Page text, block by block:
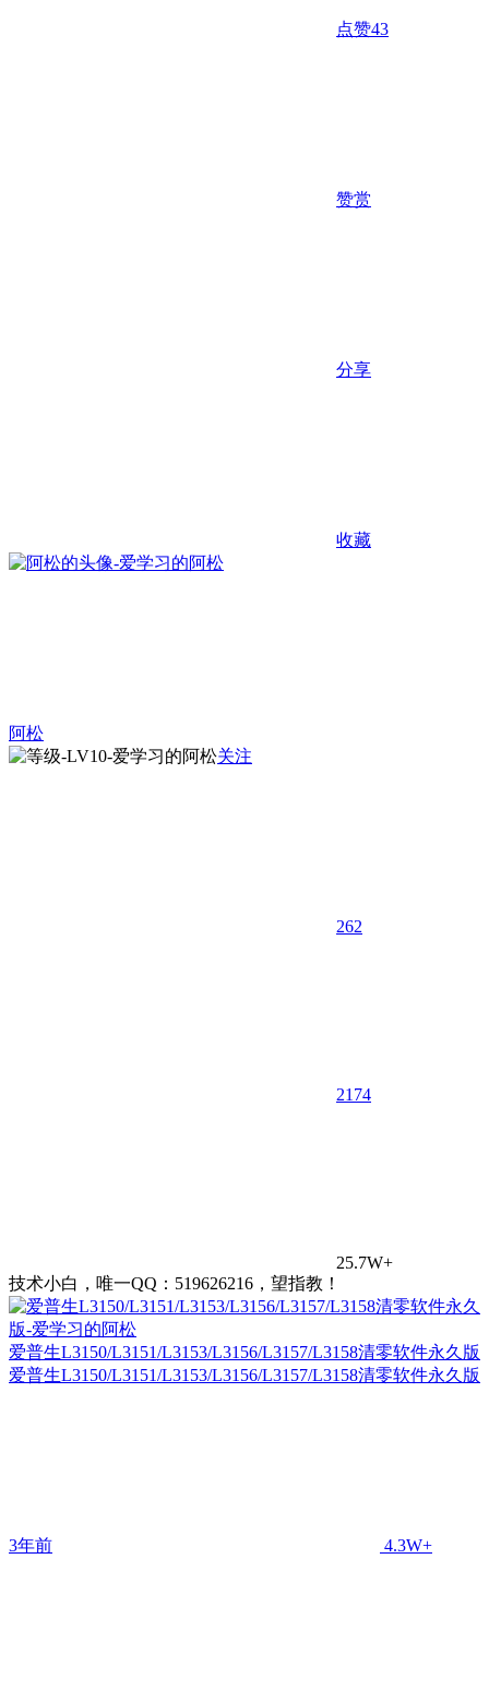
点赞43
赞赏
分享
收藏
阿松
关注
262
21 74
25.7W+
技术小白，唯一QQ：519626216，望指教！
爱普生L3150/L3151/L3153/L3156/L3157/L3158清零软件永久版
爱普生L3150/L3151/L3153/L3156/L3157/L3158清零软件永久版
3年前 4.3W+